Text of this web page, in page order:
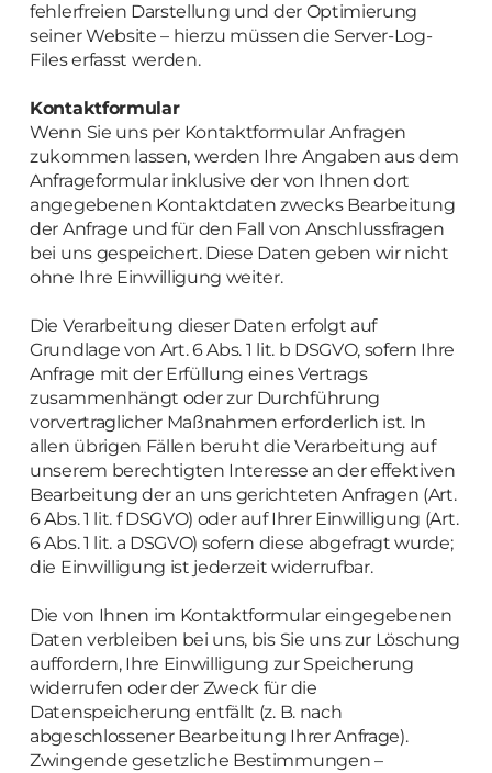
fehlerfreien Darstellung und der Optimierung
seiner Website – hierzu müssen die Server-Log-
Files erfasst werden.
Kontaktformular
Wenn Sie uns per Kontaktformular Anfragen
zukommen lassen, werden Ihre Angaben aus dem
Anfrageformular inklusive der von Ihnen dort
angegebenen Kontaktdaten zwecks Bearbeitung
der Anfrage und für den Fall von Anschlussfragen
bei uns gespeichert. Diese Daten geben wir nicht
ohne Ihre Einwilligung weiter.
Die Verarbeitung dieser Daten erfolgt auf
Grundlage von Art. 6 Abs. 1 lit. b DSGVO, sofern Ihre
Anfrage mit der Erfüllung eines Vertrags
zusammenhängt oder zur Durchführung
vorvertraglicher Maßnahmen erforderlich ist. In
allen übrigen Fällen beruht die Verarbeitung auf
unserem berechtigten Interesse an der effektiven
Bearbeitung der an uns gerichteten Anfragen (Art.
6 Abs. 1 lit. f DSGVO) oder auf Ihrer Einwilligung (Art.
6 Abs. 1 lit. a DSGVO) sofern diese abgefragt wurde;
die Einwilligung ist jederzeit widerrufbar.
Die von Ihnen im Kontaktformular eingegebenen
Daten verbleiben bei uns, bis Sie uns zur Löschung
auffordern, Ihre Einwilligung zur Speicherung
widerrufen oder der Zweck für die
Datenspeicherung entfällt (z. B. nach
abgeschlossener Bearbeitung Ihrer Anfrage).
Zwingende gesetzliche Bestimmungen –